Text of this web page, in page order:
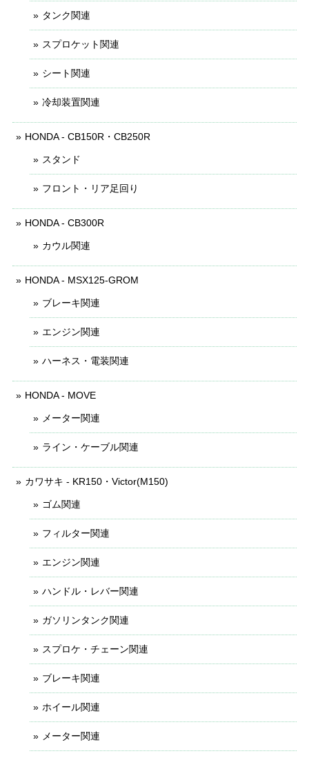
タンク関連
スプロケット関連
シート関連
冷却装置関連
HONDA - CB150R・CB250R
スタンド
フロント・リア足回り
HONDA - CB300R
カウル関連
HONDA - MSX125-GROM
ブレーキ関連
エンジン関連
ハーネス・電装関連
HONDA - MOVE
メーター関連
ライン・ケーブル関連
カワサキ - KR150・Victor(M150)
ゴム関連
フィルター関連
エンジン関連
ハンドル・レバー関連
ガソリンタンク関連
スプロケ・チェーン関連
ブレーキ関連
ホイール関連
メーター関連